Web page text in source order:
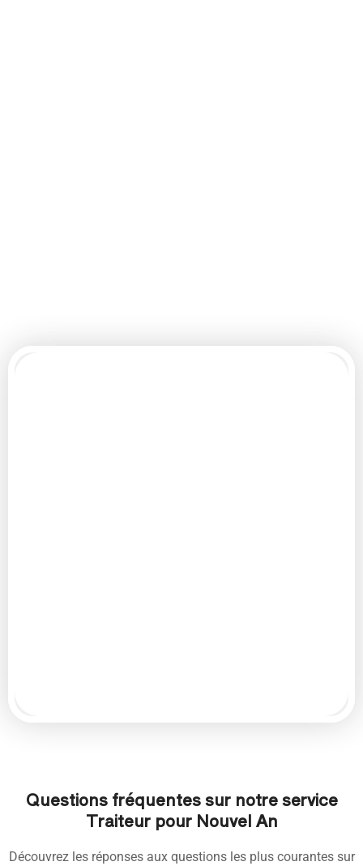
Questions fréquentes sur notre service
Traiteur pour Nouvel An
Découvrez les réponses aux questions les plus courantes sur